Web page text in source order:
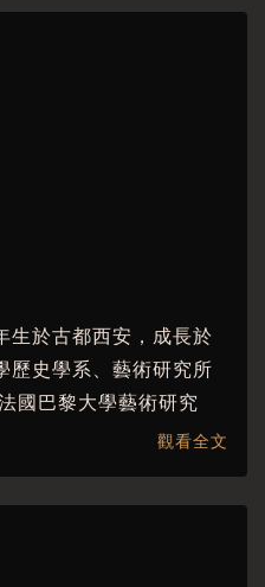
為你嚮往的自己，嚮
靈的自由，不被客觀現
你想從魚變鳥，你想
」的哲學，使後代的
一色系的墨不斷渲
蒼蒼」的意義。如果有
什麼？
許能讀出一個答案，那
生於古都西安，成長於
歷史學系、藝術研究所
國巴黎大學藝術研究
任《雄獅美術》月刊主
多所知名學府。 現專事
推廣，曾與趨勢教育
主持中廣《藝文Fun輕
觀看全文